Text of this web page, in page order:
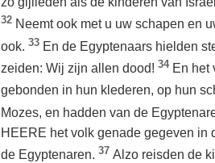
32 Neemt ook met u uw schapen en
ook. 33 En de Egyptenaars hielden
zeiden: Wij zijn allen dood! 34 En het
gebonden in hun klederen, op hun
Mozes, en hadden van de
HEERE het volk genade gegeven in
de Egyptenaren. 37 Alzo reisden de